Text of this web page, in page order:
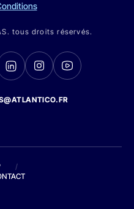
tous droits réservés.
/